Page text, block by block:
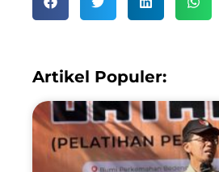
Artikel Populer: